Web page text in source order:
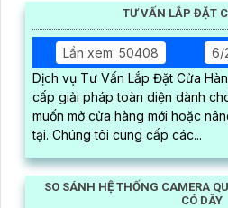
TƯ VẤN LẮP ĐẶT
Lần xem: 50408
6/
Dịch vụ Tư Vấn Lắp Đặt Cửa
cấp giải pháp toàn diện dành
muốn mở cửa hàng mới hoặc
tại. Chúng tôi cung cấp các...
SO SÁNH HỆ THỐNG CAMERA
CÓ DÂY